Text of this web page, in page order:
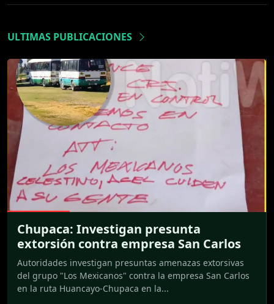
ULTIMAS PUBLICACIONES
Chupaca: Investigan presunta
extorsión contra empresa San Carlos
Autoridades investigan presuntas amenazas extorsivas
del grupo "Los Mexicanos" contra la empresa San Carlos
en la ruta Huancayo-Chupaca en la...